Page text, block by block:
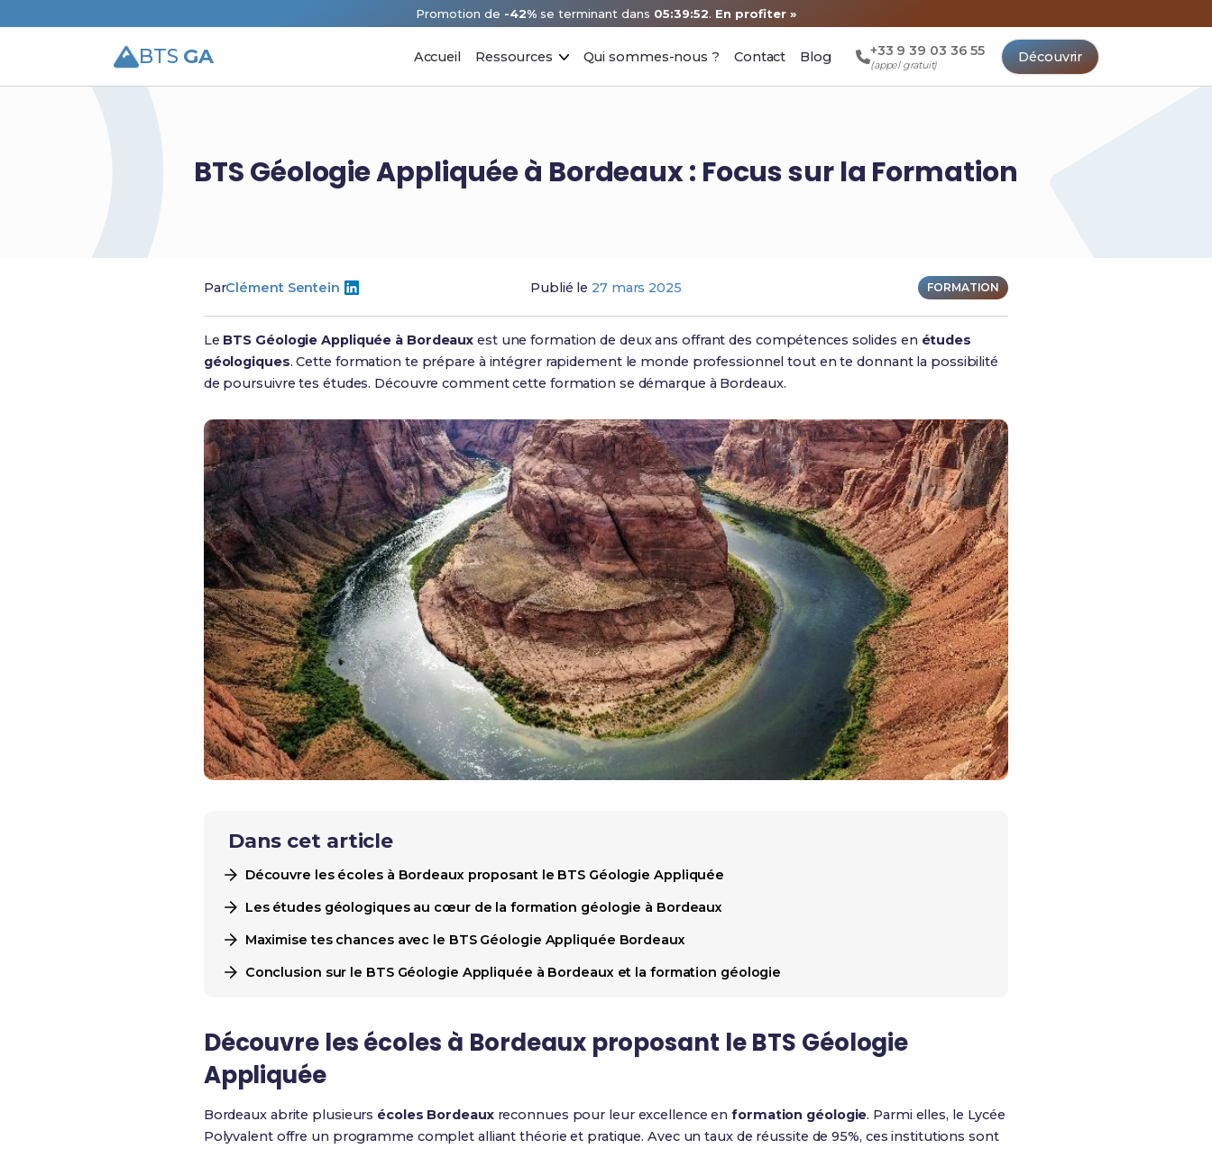
Promotion de-42% se terminant dans05:39:51. En profiter »
BTS GA Accueil Ressources Qui sommes-nous ? Contact Blog +33 9 39 03 36 55
(appel gratuit)
Découvrir
BTS Géologie Appliquée à Bordeaux : Focus sur la Formation
ParClément Sentein Publié le 27 mars 2025 FORMATION
Le BTS Géologie Appliquée à Bordeaux est une formation de deux ans offrant des compétences solides en études
géologiques. Cette formation te prépare à intégrer rapidement le monde professionnel tout en te donnant la possibilité
de poursuivre tes études. Découvre comment cette formation se démarque à Bordeaux.
Dans cet article
Découvre les écoles à Bordeaux proposant le BTS Géologie Appliquée
Les études géologiques au cœur de la formation géologie à Bordeaux
Maximise tes chances avec le BTS Géologie Appliquée Bordeaux
Conclusion sur le BTS Géologie Appliquée à Bordeaux et la formation géologie
Découvre lesécoles à Bordeauxproposant leBTS Géologie
Appliquée
Bordeaux abrite plusieurs écoles Bordeauxreconnues pour leur excellence enformation géologie. Parmi elles, le Lycée
Polyvalent offre un programme complet alliant théorie et pratique. Avec un taux de réussite de 95%, ces institutions sont